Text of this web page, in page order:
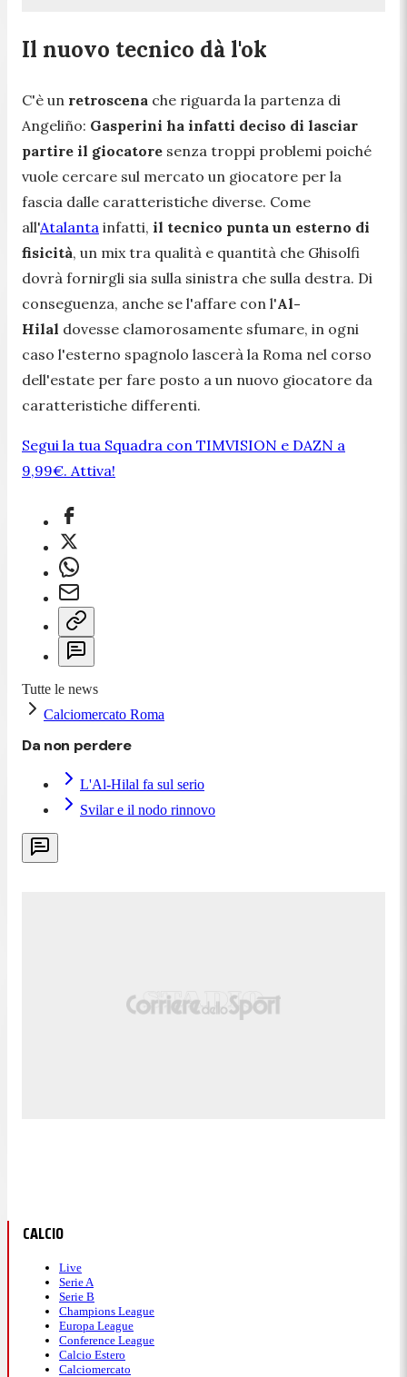
Il nuovo tecnico dà l'ok
C'è un retroscena che riguarda la partenza di
Angeliño: Gasperini ha infatti deciso di lasciar
partire il giocatore senza troppi problemi poiché
vuole cercare sul mercato un giocatore per la
fascia dalle caratteristiche diverse. Come
all'Atalanta infatti, il tecnico punta un esterno di
fisicità, un mix tra qualità e quantità che Ghisolfi
dovrà fornirgli sia sulla sinistra che sulla destra. Di
conseguenza, anche se l'affare con l'Al-
Hilal dovesse clamorosamente sfumare, in ogni
caso l'esterno spagnolo lascerà la Roma nel corso
dell'estate per fare posto a un nuovo giocatore da
caratteristiche differenti.
Segui la tua Squadra con TIMVISION e DAZN a
9,99€. Attiva!
Tutte le news
Calciomercato Roma
Da non perdere
L'Al-Hilal fa sul serio
Svilar e il nodo rinnovo
CALCIO
Live
Serie A
Serie B
Champions League
Europa League
Conference League
Calcio Estero
Calciomercato